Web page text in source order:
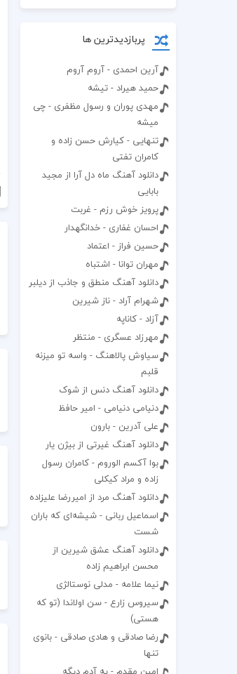
پربازدیدترین ها
آرین احمدی - آروم آروم
حمید هیراد - تیشه
مهدی پوران و رسول مظفری - چی
میشه
تنهایی - کیارش حسن زاده و
کامران تفتی
دانلود آهنگ ماه دل آرا از مجید
بابایی
پرویز خوش رزم - غربت
احسان غفاری - خدانگهدار
حسین فراز - اعتماد
مهران توانا - اشتباه
دانلود آهنگ منطق و جاذب از دیلبر
شهرام آراد - ناز شیرین
آزاد - کاناپه
مهرزاد عسگری - منتظر
سیاوش پالاهنگ - واسه تو میزنه
قلبم
دانلود آهنگ دنس از شوک
دنیامی دنیامی - امیر حافظ
علی آدرین - بارون
دانلود آهنگ غیرتی از بیژن یار
بوا آکسم الوروم - کامران رسول
زاده و مراد کیکلی
دانلود آهنگ مرد از امیررضا علیزاده
اسماعیل ربانی - شیشه‌ای که باران
شست
دانلود آهنگ عشق شیرین از
محسن ابراهیم زاده
نیما علامه - مدلی نوستالژی
سیروس زارع - سن اولاندا (تو که
هستی)
رضا صادقی و هادی صادقی - بانوی
تنها